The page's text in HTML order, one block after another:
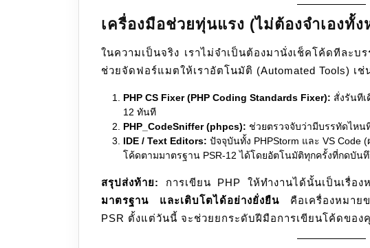
เครื่องมือช่วยทุ่นแรง (ไม่ต้องจำเองทั้
ในความเป็นจริง เราไม่จำเป็นต้องมานั่งเช็คโค้ดทีละบ
ช่วยจัดฟอร์แมตให้เราอัตโนมัติ (Automated Tools) เช่
PHP CS Fixer (PHP Coding Standards Fixer): สั่งรันที
12 ทันที
PHP_CodeSniffer (phpcs): ช่วยตรวจจับว่ามีบรรทัดไหน
IDE / Text Editors: ปัจจุบันทั้ง PHPStorm และ VS Code
โค้ดตามมาตรฐาน PSR-12 ได้โดยอัตโนมัติทุกครั้งที่กดบัน
สรุปส่งท้าย: การเขียน PHP ให้ทำงานได้นั้นเป็นเรื่อ
มาตรฐาน และเติบโตได้อย่างยั่งยืน คือเครื่องหมาย
PSR ตั้งแต่วันนี้ จะช่วยยกระดับฝีมือการเขียนโค้ดขอ